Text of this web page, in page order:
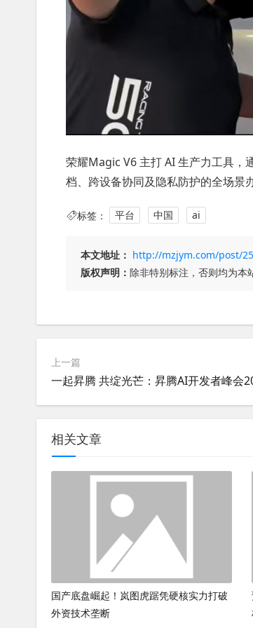
荣耀Magic V6 主打 ‌AI 生产力工具，
档、跨设备协同及隐私防护的全场景
标签： 平台 中国 ai
本文地址： http://mzjym.com/post/
版权声明： 除非特别标注，否则均为本
上一篇
相关文章
国产底盘崛起！岚图虎踞凭硬核实力打破
外资技术垄断